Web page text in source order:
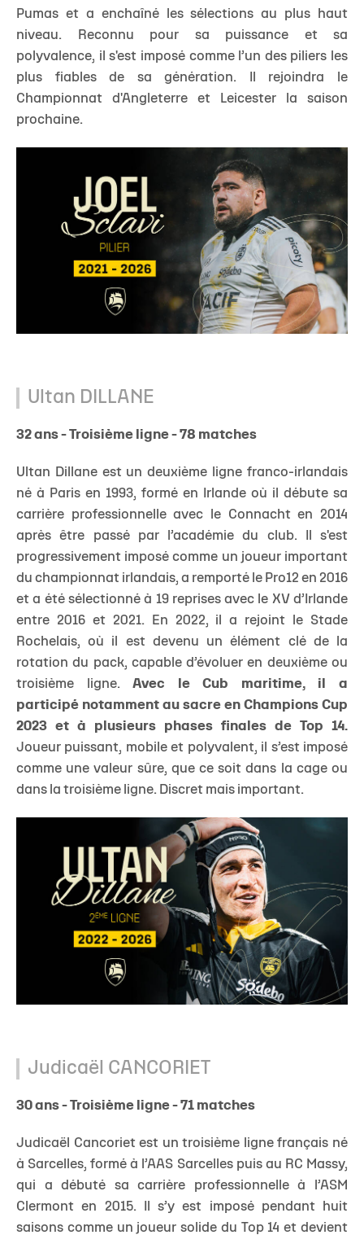
Pumas et a enchaîné les sélections au plus haut
niveau. Reconnu pour sa puissance et sa
polyvalence, il s'est imposé comme l’un des piliers les
plus fiables de sa génération. Il rejoindra le
Championnat d'Angleterre et Leicester la saison
prochaine.
Ultan DILLANE
32 ans - Troisième ligne - 78 matches
Ultan Dillane est un deuxième ligne franco-irlandais
né à Paris en 1993, formé en Irlande où il débute sa
carrière professionnelle avec le Connacht en 2014
après être passé par l’académie du club. Il s'est
progressivement imposé comme un joueur important
du championnat irlandais, a remporté le Pro12 en 2016
et a été sélectionné à 19 reprises avec le XV d’Irlande
entre 2016 et 2021. En 2022, il a rejoint le Stade
Rochelais, où il est devenu un élément clé de la
rotation du pack, capable d’évoluer en deuxième ou
troisième ligne.Avec le Cub maritime, il a
participé notamment au sacre en Champions Cup
2023 et à plusieurs phases finales de Top 14.
Joueur puissant, mobile et polyvalent, il s’est imposé
comme une valeur sûre, que ce soit dans la cage ou
dans la troisième ligne. Discret mais important.
Judicaël CANCORIET
30 ans - Troisième ligne - 71 matches
Judicaël Cancoriet est un troisième ligne français né
à Sarcelles, formé à l’AAS Sarcelles puis au RC Massy,
qui a débuté sa carrière professionnelle à l’ASM
Clermont en 2015. Il s’y est imposé pendant huit
saisons comme un joueur solide du Top 14 et devient